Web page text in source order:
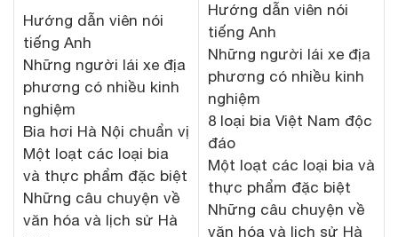
Hướng dẫn viên nói
tiếng Anh
Những người lái xe địa
phương có nhiều kinh
nghiệm
Bia hơi Hà Nội chuẩn vị
Một loạt các loại bia
và thực phẩm đặc biệt
Những câu chuyện về
văn hóa và lịch sử Hà
Hướng dẫn viên nói
tiếng Anh
Những người lái xe địa
phương có nhiều kinh
nghiệm
8 loại bia Việt Nam độc
đáo
Một loạt các loại bia và
thực phẩm đặc biệt
Những câu chuyện về
văn hóa và lịch sử Hà